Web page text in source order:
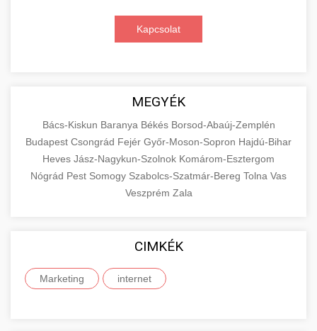
Kapcsolat
MEGYÉK
Bács-Kiskun Baranya Békés Borsod-Abaúj-Zemplén
Budapest Csongrád Fejér Győr-Moson-Sopron Hajdú-Bihar
Heves Jász-Nagykun-Szolnok Komárom-Esztergom
Nógrád Pest Somogy Szabolcs-Szatmár-Bereg Tolna Vas
Veszprém Zala
CIMKÉK
Marketing internet